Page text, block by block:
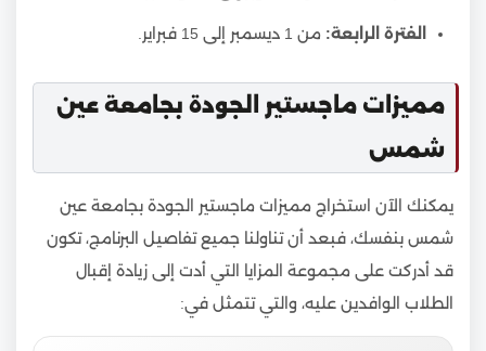
الفترة الرابعة: من 1 ديسمبر إلى 15 فبراير.
مميزات ماجستير الجودة بجامعة عين
شمس
يمكنك الآن استخراج مميزات ماجستير الجودة بجامعة عين
شمس بنفسك، فبعد أن تناولنا جميع تفاصيل البرنامج، تكون
قد أدركت على مجموعة المزايا التي أدت إلى زيادة إقبال
الطلاب الوافدين عليه، والتي تتمثل في: